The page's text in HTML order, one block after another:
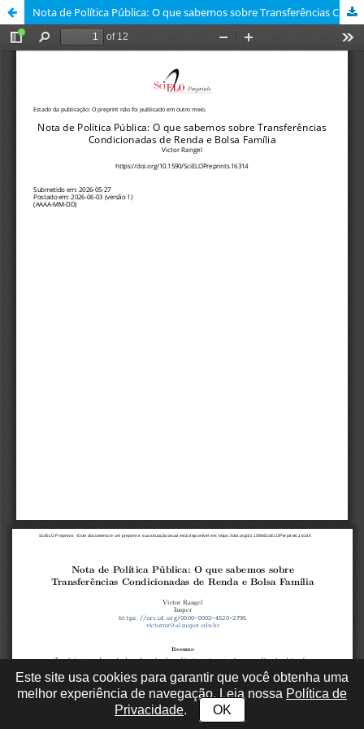
Nota de Política Pública: O que sabemos sobre Transferências Condicionadas de Renda e Bolsa Família
Este site usa cookies para garantir que você obtenha uma
melhor experiência de navegação. Leia nossa Política de
Privacidade. OK